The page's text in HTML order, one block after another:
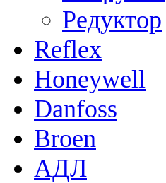
Редуктор
Reflex
Honeywell
Danfoss
Broen
АДЛ